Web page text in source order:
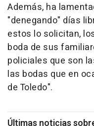
Además, ha
"denegando" días
estos lo solicitan,
boda de sus
policiales que son
las bodas que en
de Toledo".
Últimas noticias